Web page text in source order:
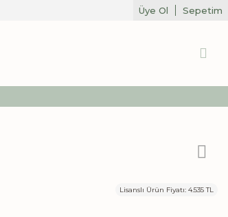
Üye Ol Sepetim
Lisanslı Ürün Fiyatı: 4.535 TL